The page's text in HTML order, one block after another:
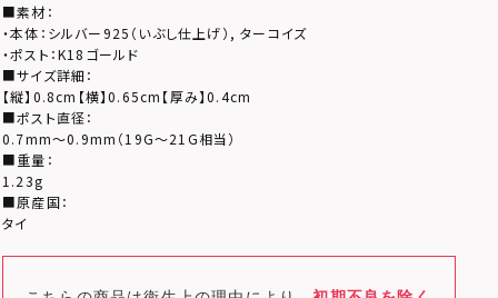
■素材：
・本体：シルバー925（いぶし仕上げ）, ターコイズ
・ポスト：K18ゴールド
■サイズ詳細：
【縦】0.8cm【横】0.65cm【厚み】0.4cm
■ポスト直径：
0.7mm～0.9mm（19G～21G相当）
■重量：
1.23g
■原産国：
タイ